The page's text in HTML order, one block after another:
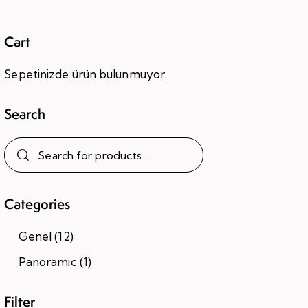
Cart
Sepetinizde ürün bulunmuyor.
Search
Categories
Genel (12)
Panoramic (1)
Filter